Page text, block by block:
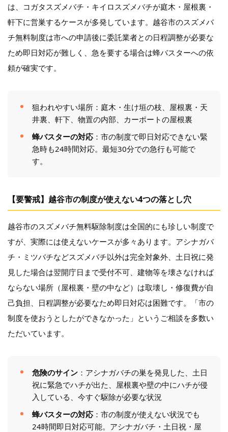
は、コガタスズメバチ・キイロスズメバチが庭木・屋根裏・
軒下に営巣するケースが多発しています。越谷市のスズメバ
チ無料制度は市への申請後に委託業者との日程調整が必要な
ため即日対応が難しく、急を要する場合は蜂バスターへの依
頼が確実です。
狙われやすい場所：庭木・生け垣の枝、屋根裏・天
井裏、軒下、物置の内部、カーポートの屋根裏
蜂バスターの対応：市の制度で即日対応できない緊
急時も24時間対応。最短30分での急行も可能で
す。
【要警戒】越谷市の制度が使えない4つの落とし穴
越谷市のスズメバチ無料駆除制度は全国的にも珍しい制度で
すが、実際には使えないケースが多々あります。アシナガバ
チ・ミツバチなどスズメバチ以外は完全対象外、土日祝に発
見した場合は翌開庁日まで受付不可、建物等を壊さなければ
ならない場所（屋根裏・壁の中など）は取壊し・修復費が自
己負担、日程調整が必要なため即日対応は困難です。「市の
制度を使おうとしたができなかった」というご相談を多数い
ただいています。
危険のサイン：アシナガバチの巣を発見した、土日
祝に緊急でハチが出た、屋根裏や壁の中にハチが侵
入している、今すぐ駆除が必要な状況
蜂バスターの対応：市の制度が使えない状況でも
24時間即日対応可能。アシナガバチ・土日祝・屋